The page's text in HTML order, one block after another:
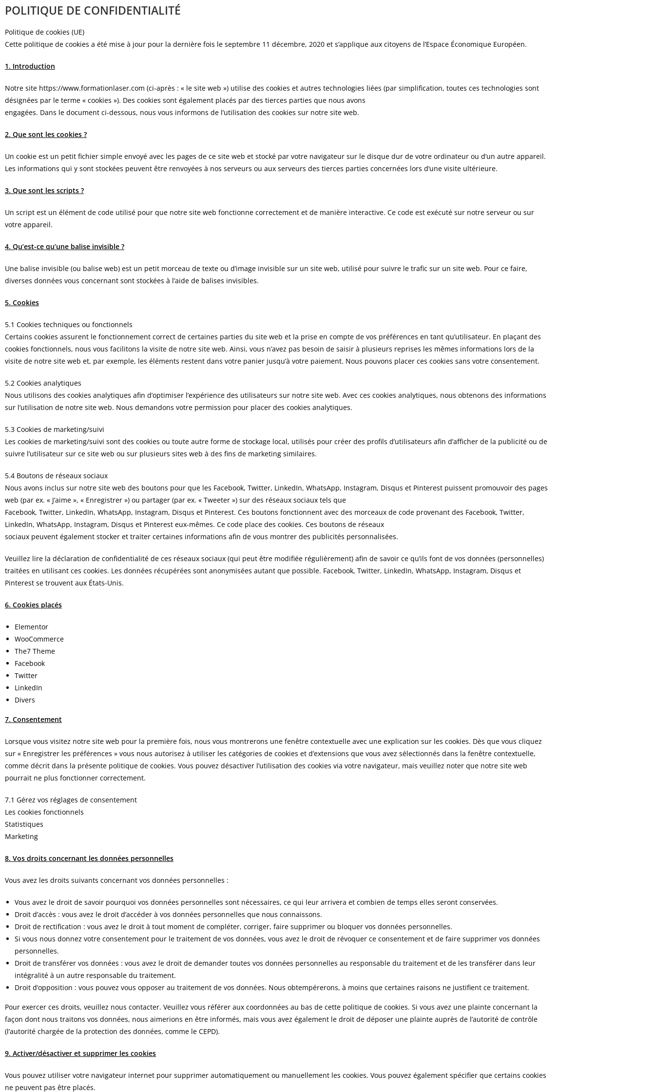
POLITIQUE DE CONFIDENTIALITÉ
Politique de cookies (UE)
Cette politique de cookies a été mise à jour pour la dernière fois le septembre 11 décembre, 2020 et s’applique aux citoyens de l’Espace Économique Européen.
1. Introduction
Notre site https://www.formationlaser.com (ci-après : « le site web ») utilise des cookies et autres technologies liées (par simplification, toutes ces technologies sont
désignées par le terme « cookies »). Des cookies sont également placés par des tierces parties que nous avons
engagées. Dans le document ci-dessous, nous vous informons de l’utilisation des cookies sur notre site web.
2. Que sont les cookies ?
Un cookie est un petit fichier simple envoyé avec les pages de ce site web et stocké par votre navigateur sur le disque dur de votre ordinateur ou d’un autre appareil.
Les informations qui y sont stockées peuvent être renvoyées à nos serveurs ou aux serveurs des tierces parties concernées lors d’une visite ultérieure.
3. Que sont les scripts ?
Un script est un élément de code utilisé pour que notre site web fonctionne correctement et de manière interactive. Ce code est exécuté sur notre serveur ou sur
votre appareil.
4. Qu’est-ce qu’une balise invisible ?
Une balise invisible (ou balise web) est un petit morceau de texte ou d’image invisible sur un site web, utilisé pour suivre le trafic sur un site web. Pour ce faire,
diverses données vous concernant sont stockées à l’aide de balises invisibles.
5. Cookies
5.1 Cookies techniques ou fonctionnels
Certains cookies assurent le fonctionnement correct de certaines parties du site web et la prise en compte de vos préférences en tant qu’utilisateur. En plaçant des
cookies fonctionnels, nous vous facilitons la visite de notre site web. Ainsi, vous n’avez pas besoin de saisir à plusieurs reprises les mêmes informations lors de la
visite de notre site web et, par exemple, les éléments restent dans votre panier jusqu’à votre paiement. Nous pouvons placer ces cookies sans votre consentement.
5.2 Cookies analytiques
Nous utilisons des cookies analytiques afin d’optimiser l’expérience des utilisateurs sur notre site web. Avec ces cookies analytiques, nous obtenons des informations
sur l’utilisation de notre site web. Nous demandons votre permission pour placer des cookies analytiques.
5.3 Cookies de marketing/suivi
Les cookies de marketing/suivi sont des cookies ou toute autre forme de stockage local, utilisés pour créer des profils d’utilisateurs afin d’afficher de la publicité ou de
suivre l’utilisateur sur ce site web ou sur plusieurs sites web à des fins de marketing similaires.
5.4 Boutons de réseaux sociaux
Nous avons inclus sur notre site web des boutons pour que les Facebook, Twitter, LinkedIn, WhatsApp, Instagram, Disqus et Pinterest puissent promouvoir des pages
web (par ex. « J’aime », « Enregistrer ») ou partager (par ex. « Tweeter ») sur des réseaux sociaux tels que
Facebook, Twitter, LinkedIn, WhatsApp, Instagram, Disqus et Pinterest. Ces boutons fonctionnent avec des morceaux de code provenant des Facebook, Twitter,
LinkedIn, WhatsApp, Instagram, Disqus et Pinterest eux-mêmes. Ce code place des cookies. Ces boutons de réseaux
sociaux peuvent également stocker et traiter certaines informations afin de vous montrer des publicités personnalisées.
Veuillez lire la déclaration de confidentialité de ces réseaux sociaux (qui peut être modifiée régulièrement) afin de savoir ce qu’ils font de vos données (personnelles)
traitées en utilisant ces cookies. Les données récupérées sont anonymisées autant que possible. Facebook, Twitter, LinkedIn, WhatsApp, Instagram, Disqus et
Pinterest se trouvent aux États-Unis.
6. Cookies placés
Elementor
WooCommerce
The7 Theme
Facebook
Twitter
LinkedIn
Divers
7. Consentement
Lorsque vous visitez notre site web pour la première fois, nous vous montrerons une fenêtre contextuelle avec une explication sur les cookies. Dès que vous cliquez
sur « Enregistrer les préférences » vous nous autorisez à utiliser les catégories de cookies et d’extensions que vous avez sélectionnés dans la fenêtre contextuelle,
comme décrit dans la présente politique de cookies. Vous pouvez désactiver l’utilisation des cookies via votre navigateur, mais veuillez noter que notre site web
pourrait ne plus fonctionner correctement.
7.1 Gérez vos réglages de consentement
Les cookies fonctionnels
Statistiques
Marketing
8. Vos droits concernant les données personnelles
Vous avez les droits suivants concernant vos données personnelles :
Vous avez le droit de savoir pourquoi vos données personnelles sont nécessaires, ce qui leur arrivera et combien de temps elles seront conservées.
Droit d’accès : vous avez le droit d’accéder à vos données personnelles que nous connaissons.
Droit de rectification : vous avez le droit à tout moment de compléter, corriger, faire supprimer ou bloquer vos données personnelles.
Si vous nous donnez votre consentement pour le traitement de vos données, vous avez le droit de révoquer ce consentement et de faire supprimer vos données
personnelles.
Droit de transférer vos données : vous avez le droit de demander toutes vos données personnelles au responsable du traitement et de les transférer dans leur
intégralité à un autre responsable du traitement.
Droit d’opposition : vous pouvez vous opposer au traitement de vos données. Nous obtempérerons, à moins que certaines raisons ne justifient ce traitement.
Pour exercer ces droits, veuillez nous contacter. Veuillez vous référer aux coordonnées au bas de cette politique de cookies. Si vous avez une plainte concernant la
façon dont nous traitons vos données, nous aimerions en être informés, mais vous avez également le droit de déposer une plainte auprès de l’autorité de contrôle
(l’autorité chargée de la protection des données, comme le CEPD).
9. Activer/désactiver et supprimer les cookies
Vous pouvez utiliser votre navigateur internet pour supprimer automatiquement ou manuellement les cookies. Vous pouvez également spécifier que certains cookies
ne peuvent pas être placés.